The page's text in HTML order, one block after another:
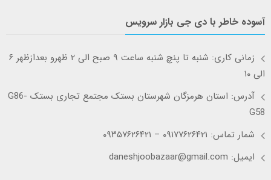
آسوده خاطر با دی جی بازار سرویس
زمانی کاری: شنبه تا پنچ شنبه ساعت ۹ صبح الی ۲ ظهرو بعدازظهر ۶
الی ۱۰
آدرس: استان هرمزگان شهرستان بستک مجتمع تجاری بستک G86-
G58
شمار تماس: ۰۹۱۷۷۶۲۶۴۲۱ – ۰۹۳۵۷۶۲۶۴۲۱
ایمیل: daneshjoobazaar@gmail.com